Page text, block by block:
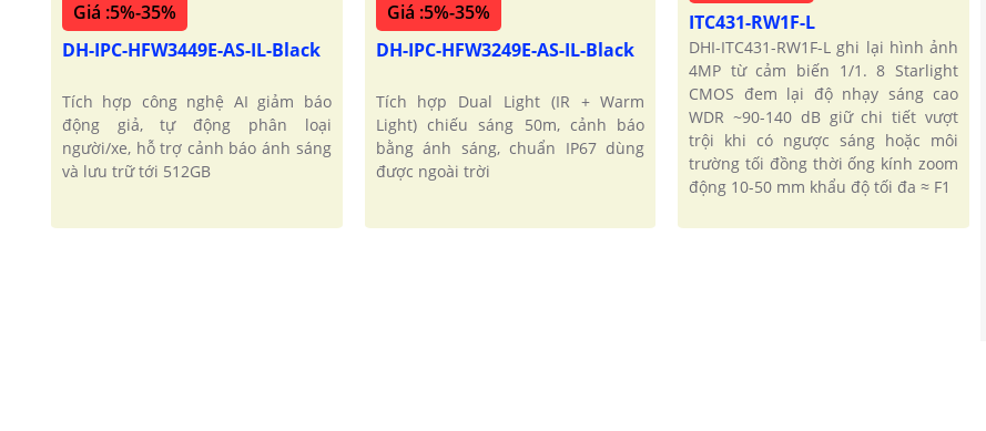
Giá :5%-35%
DH-IPC-HFW3449E-AS-IL-Black
Tích hợp công nghệ AI giảm báo
động giả, tự động phân loại
người/xe, hỗ trợ cảnh báo ánh sáng
và lưu trữ tới 512GB
Giá :5%-35%
DH-IPC-HFW3249E-AS-IL-Black
Tích hợp Dual Light (IR + Warm
Light) chiếu sáng 50m, cảnh báo
bằng ánh sáng, chuẩn IP67 dùng
được ngoài trời
ITC431-RW1F-L
DHI-ITC431-RW1F-L ghi lại hình ảnh
4MP từ cảm biến 1/1. 8 Starlight
CMOS đem lại độ nhạy sáng cao
WDR ~90-140 dB giữ chi tiết vượt
trội khi có ngược sáng hoặc môi
trường tối đồng thời ống kính zoom
động 10-50 mm khẩu độ tối đa ≈ F1